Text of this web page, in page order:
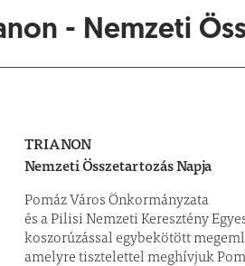
- Nemzeti
TRIANON
Nemzeti Összetartozás Napja
Pomáz Város Önkormányzata
és a Pilisi Nemzeti Keresztény
koszorúzással egybekötött
amelyre tisztelettel meghívjuk